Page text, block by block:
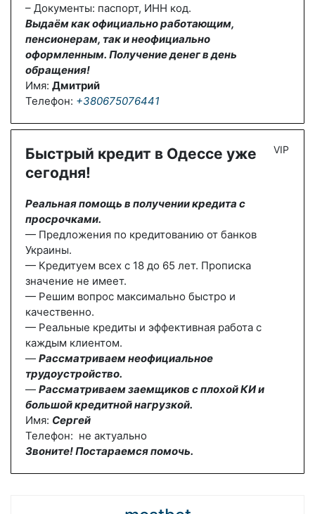
– Документы: паспорт, ИНН код.
Выдаём как официально работающим,
пенсионерам, так и неофициально
оформленным. Получение денег в день
обращения!
Имя: Дмитрий
Телефон: +380675076441
Быстрый кредит в Одессе уже
сегодня!
Реальная помощь в получении кредита с
просрочками.
— Предложения по кредитованию от банков
Украины.
— Кредитуем всех с 18 до 65 лет. Прописка
значение не имеет.
— Решим вопрос максимально быстро и
качественно.
— Реальные кредиты и эффективная работа с
каждым клиентом.
— Рассматриваем неофициальное
трудоустройство.
— Рассматриваем заемщиков с плохой КИ и
большой кредитной нагрузкой.
Имя: Сергей
Телефон: не актуально
Звоните! Постараемся помочь.
VIP